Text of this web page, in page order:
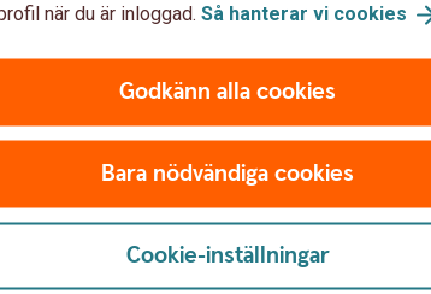
försäkring så tar Pensionsmyndigheten över
passar dig som vill ha en garanti på att
inte sjunker kraftigt från ett år till ett annat. Om du
kan du inte byta tillbaka sen.
eller inte?
när du är inloggad. Så hanterar vi cookies
Godkänn alla cookies
Bara nödvändiga cookies
Cookie-inställningar